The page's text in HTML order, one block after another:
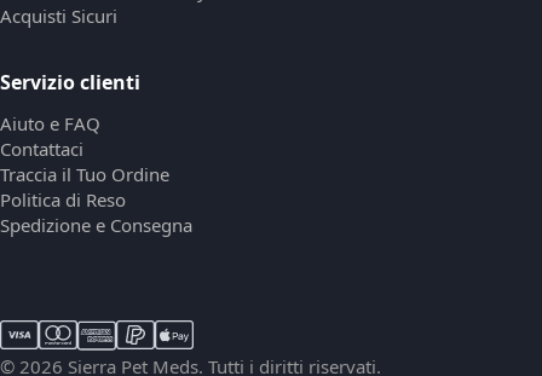
Acquisti Sicuri
Servizio clienti
Aiuto e FAQ
Contattaci
Traccia il Tuo Ordine
Politica di Reso
Spedizione e Consegna
© 2026 Sierra Pet Meds. Tutti i diritti riservati.